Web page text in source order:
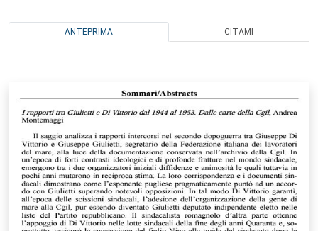
ANTEPRIMA CITAMI